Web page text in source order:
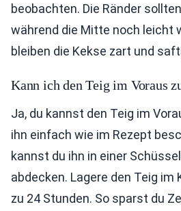
beobachten. Die Ränder
während die Mitte noch leicht
bleiben die Kekse zart und
Kann ich den Teig im Voraus
Ja, du kannst den Teig im
ihn einfach wie im Rezept
kannst du ihn in einer
abdecken. Lagere den Teig im
zu 24 Stunden. So sparst du